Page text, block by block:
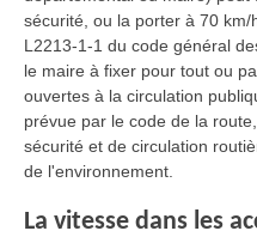
sécurité, ou la porter à 70 km/
L2213-1-1 du code général
le maire à fixer pour tout ou
ouvertes à la circulation
prévue par le code de la
sécurité et de circulation
de l'environnement.
La vitesse dans les